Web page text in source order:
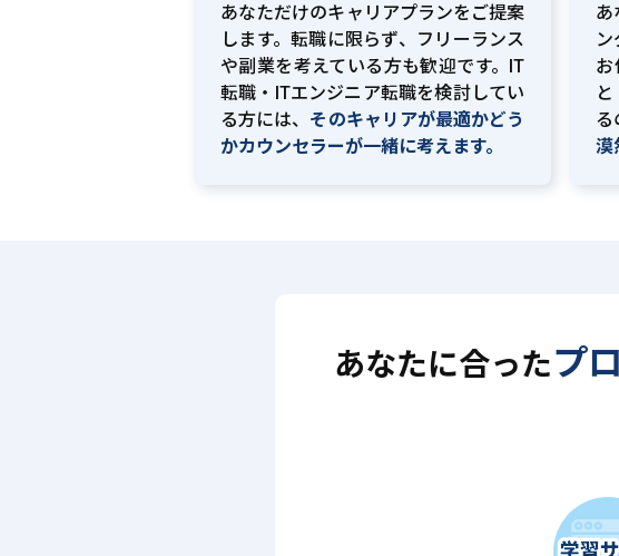
あなただけのキャリアプランをご提案
します。転職に限らず、フリーランス
や副業を考えている方も歓迎です。IT
転職・ITエンジニア転職を検討してい
る方には、 そのキャリアが最適かどう
かカウンセラーが一緒に考えます。
あ
お
る
漠
あなたに合ったプ